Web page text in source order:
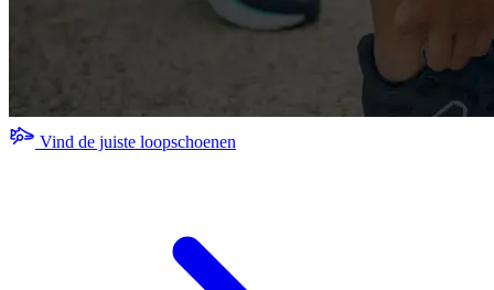
Vind de juiste loopschoenen